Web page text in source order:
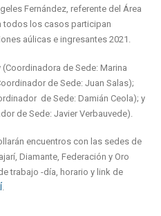
Fernández, referente del Área
todos los casos participan
aúlicas e ingresantes 2021.
de Sede: Marina
de Sede: Juan Salas);
de Sede: Damián Ceola); y
de Sede: Javier Verbauvede).
encuentros con las sedes de
Diamante, Federación y Oro
trabajo -día, horario y link de
.